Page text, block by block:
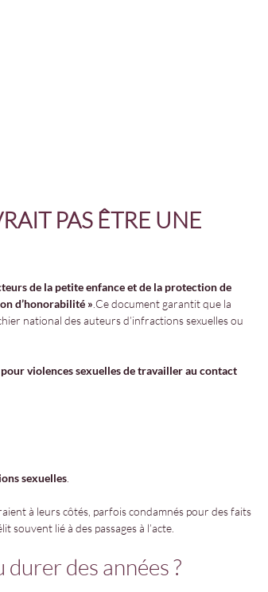
PAS ÊTRE UNE
de la petite enfance et de la protection de
d’honorabilité » .Ce document garantit que la
national des auteurs d’infractions sexuelles ou
violences sexuelles de travailler au contact
sexuelles
à leurs côtés, parfois condamnés pour des faits
souvent lié à des passages à l’acte.
des années ?